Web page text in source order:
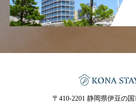
〒410-2201 静岡県伊豆の